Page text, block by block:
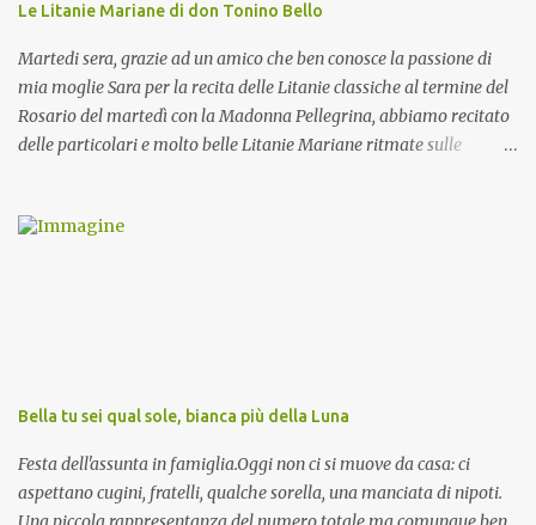
Le Litanie Mariane di don Tonino Bello
Martedi sera, grazie ad un amico che ben conosce la passione di
mia moglie Sara per la recita delle Litanie classiche al termine del
Rosario del martedì con la Madonna Pellegrina, abbiamo recitato
delle particolari e molto belle Litanie Mariane ritmate sulle
preghiera.
Bella tu sei qual sole, bianca più della Luna
Festa dell'assunta in famiglia.Oggi non ci si muove da casa: ci
aspettano cugini, fratelli, qualche sorella, una manciata di nipoti.